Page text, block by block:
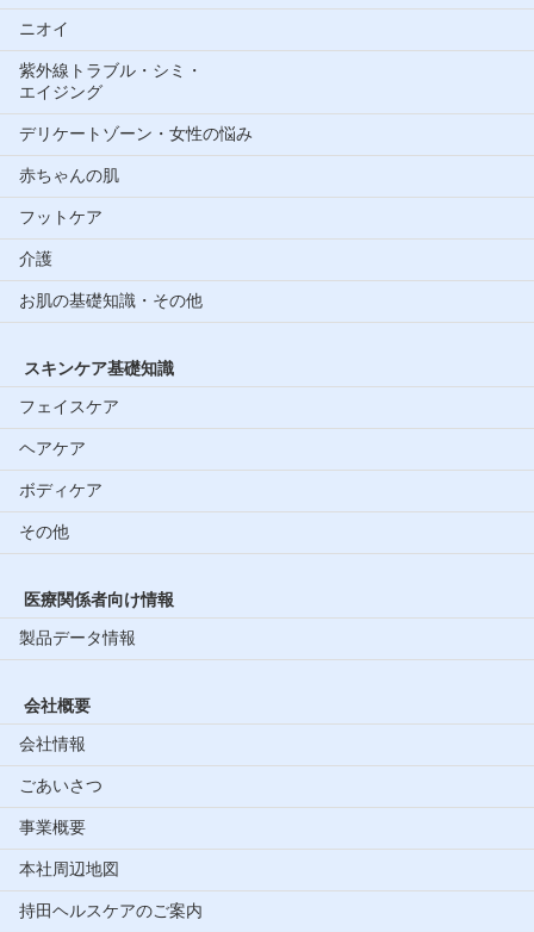
ニオイ
紫外線トラブル・シミ・
エイジング
デリケートゾーン・女性の悩み
赤ちゃんの肌
フットケア
介護
お肌の基礎知識・その他
スキンケア基礎知識
フェイスケア
ヘアケア
ボディケア
その他
医療関係者向け情報
製品データ情報
会社概要
会社情報
ごあいさつ
事業概要
本社周辺地図
持田ヘルスケアのご案内